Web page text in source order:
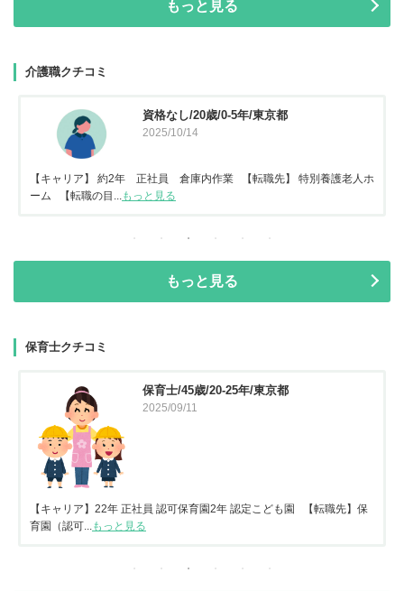
もっと見る
介護職クチコミ
資格なし/20歳/0-5年/東京都
2025/10/14
【キャリア】 約2年 正社員 倉庫内作業 【転職先】 特別養護老人ホ
ーム 【転職の目...もっと見る
もっと見る
保育士クチコミ
保育士/45歳/20-25年/東京都
2025/09/11
【キャリア】22年 正社員 認可保育園2年 認定こども園 【転職先】保
育園（認可...もっと見る